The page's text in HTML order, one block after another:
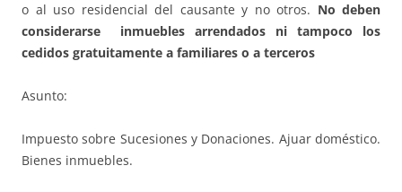
o al uso residencial del causante y no otros. No deben
considerarse inmuebles arrendados ni tampoco los
cedidos gratuitamente a familiares o a terceros
Asunto:
Impuesto sobre Sucesiones y Donaciones. Ajuar doméstico.
Bienes inmuebles.